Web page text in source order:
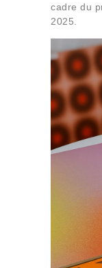
cadre du
2025.